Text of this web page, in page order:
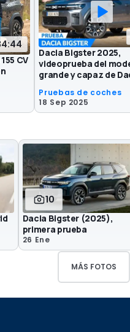
CV
Dacia Bigster 2025,
videoprueba del
grande y capaz de
Pruebas de coches
18 Sep 2025
10
Dacia Bigster (2025),
primera prueba
26 Ene
MÁS FOTOS